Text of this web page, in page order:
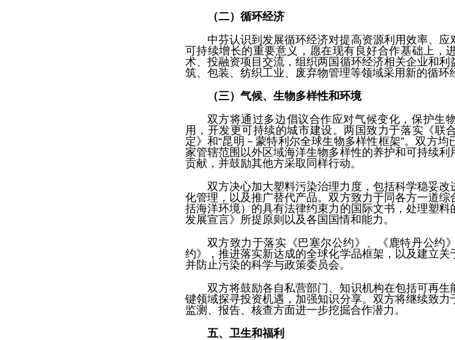
（二）循环经济
中芬认识到发展循环经济对提高资源利用效率、
可持续增长的重要意义，愿在现有良好合作基础上，
术、投融资项目交流，组织两国循环经济相关企业和
筑、包装、纺织工业、废弃物管理等领域采用新的循环
（三）气候、生物多样性和环境
双方将通过多边倡议合作应对气候变化，保护生
用，开发更可持续的城市建设。两国致力于落实《联
定》和“昆明－蒙特利尔全球生物多样性框架”。双方
家管辖范围以外区域海洋生物多样性的养护和可持续
贡献，并鼓励其他方采取同样行动。
双方决心加大塑料污染治理力度，包括科学稳妥
化管理，以及推广替代产品。双方致力于同各方一道
括海洋环境）的具有法律约束力的国际文书，处理塑
发展宣言》所提原则以及各国国情和能力。
双方致力于落实《巴塞尔公约》、《鹿特丹公约
约》，推进落实新达成的全球化学品框架，以及建立
并防止污染的科学与政策委员会。
双方将鼓励各自私营部门、知识机构在包括可再
键领域探寻投资机遇，加强知识分享。双方将继续致
监测、报告、核查方面进一步挖掘合作潜力。
五、卫生和福利